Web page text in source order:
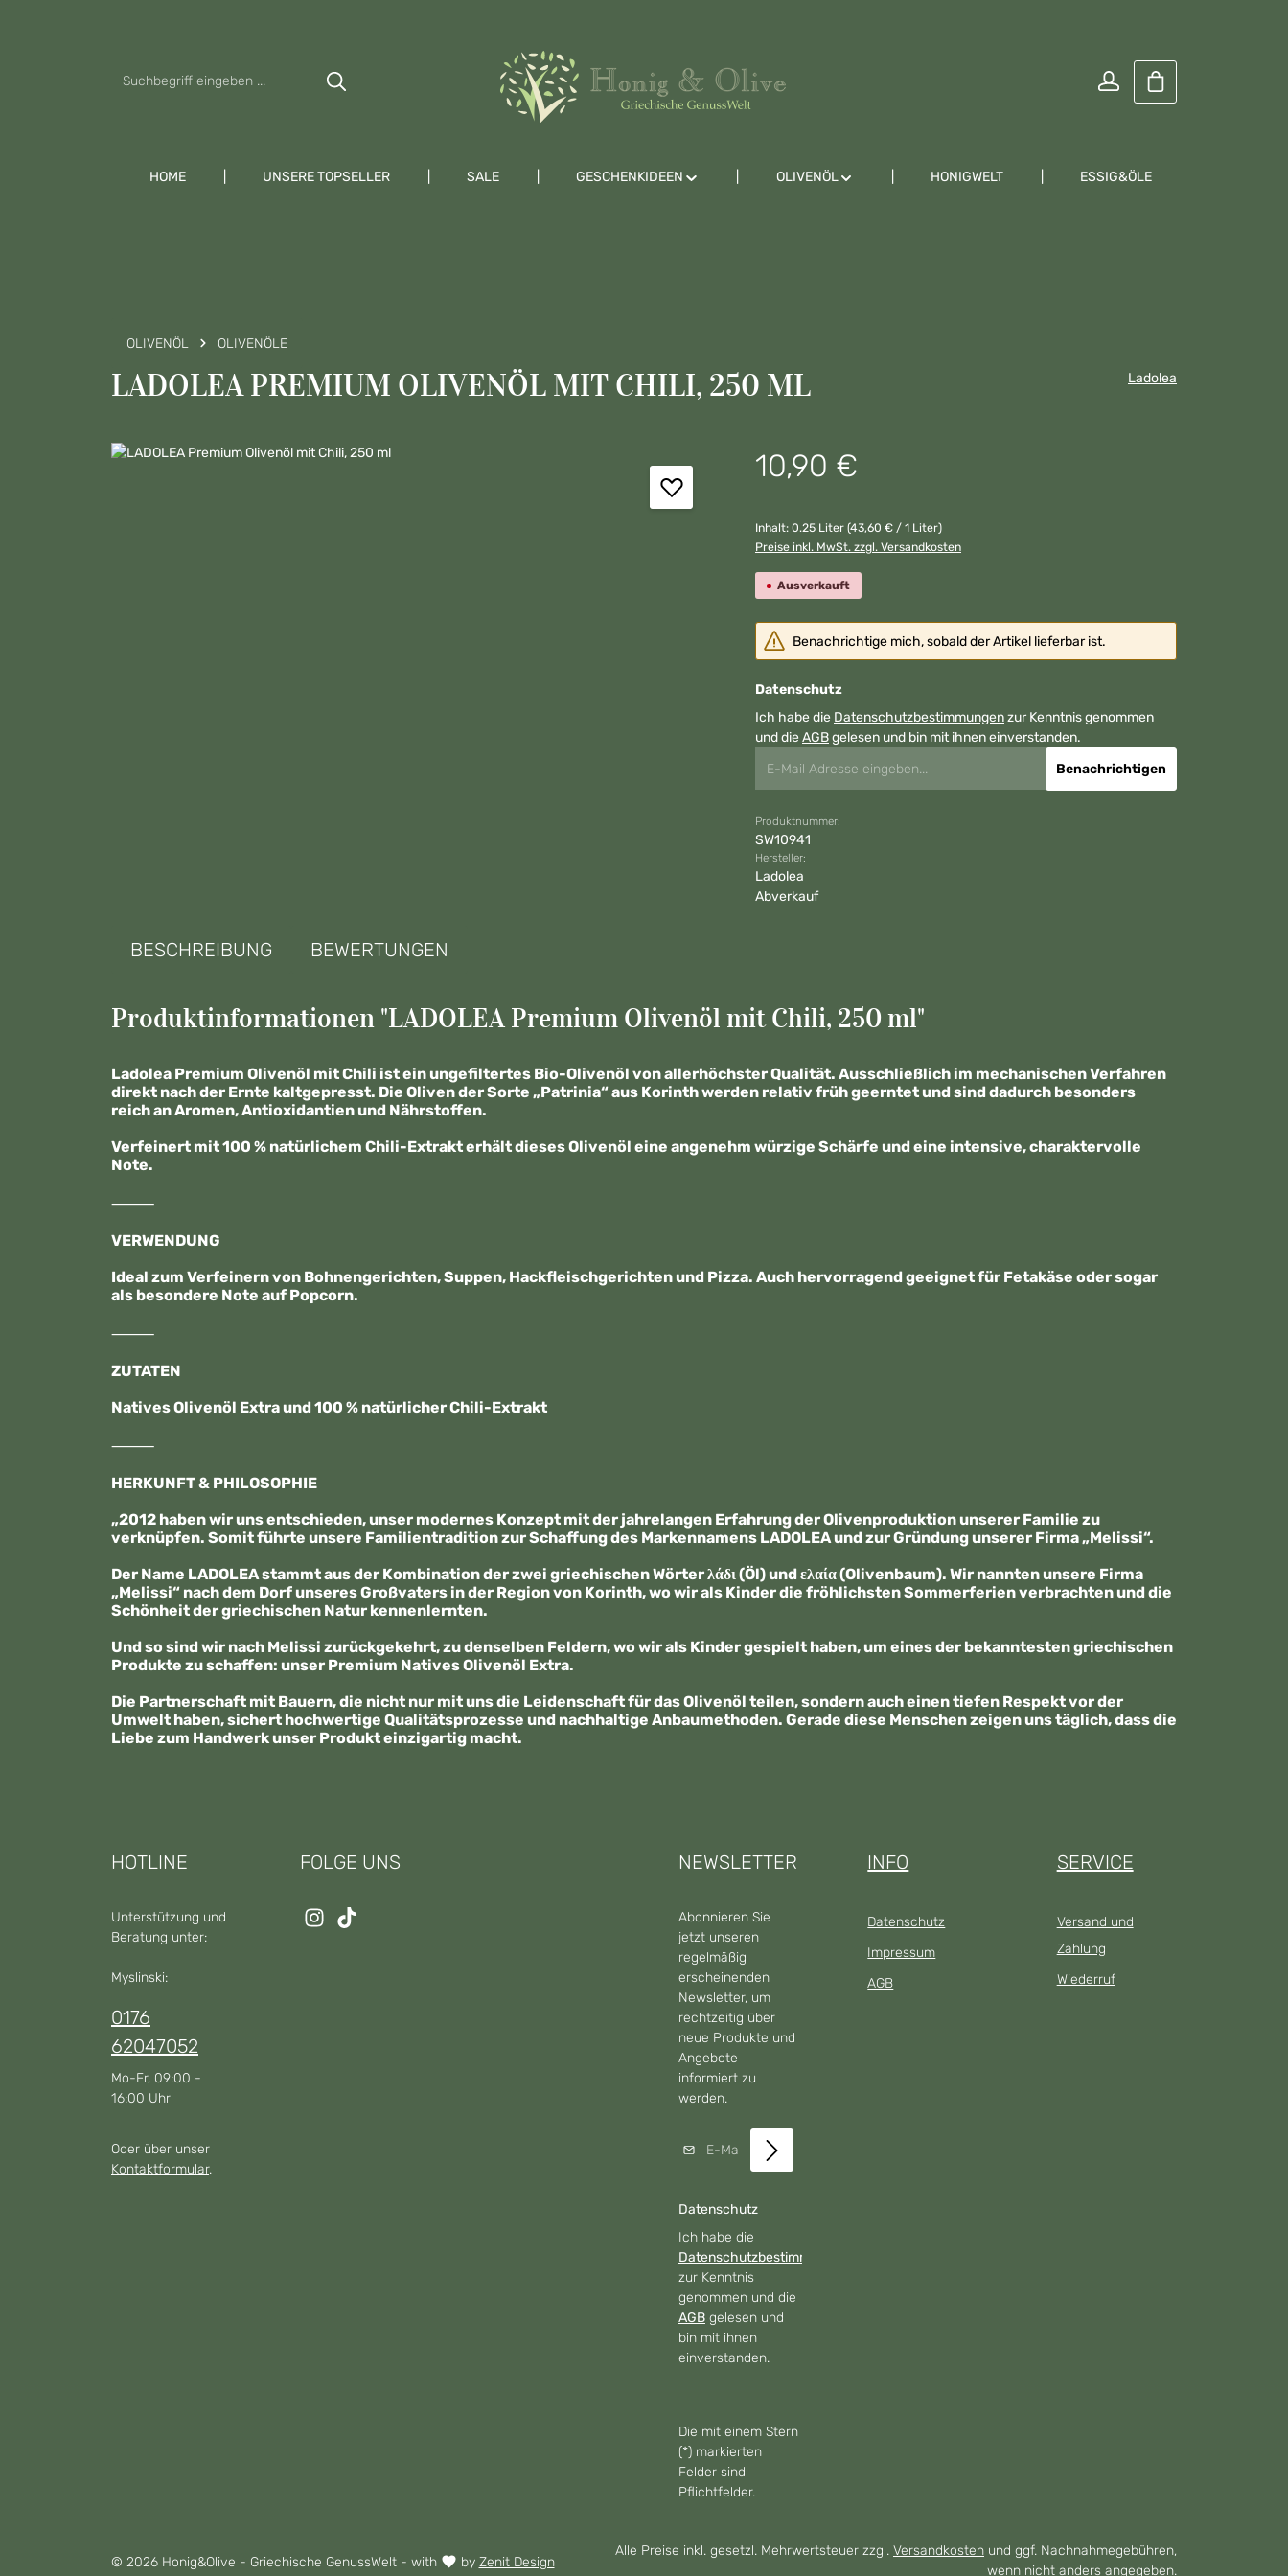
Warenkorb
HOME UNSERE TOPSELLER SALE GESCHENKIDEEN OLIVENÖL HONIGWELT ESSIG&ÖLE
OLIVENÖL OLIVENÖLE
LADOLEA PREMIUM OLIVENÖL MIT CHILI, 250 ML Ladolea
Bildergalerie überspringen Regulärer Preis:
10,90 €
Inhalt: 0.25 Liter (43,60 € / 1 Liter)
Preise inkl. MwSt. zzgl. Versandkosten
Ausverkauft
Benachrichtige mich, sobald der Artikel lieferbar ist.
Datenschutz
Ich habe die Datenschutzbestimmungenzur Kenntnis genommen
und dieAGBgelesen und bin mit ihnen einverstanden.
Benachrichtigen
Produktnummer:
SW10941
Hersteller:
Ladolea
Abverkauf
BESCHREIBUNG BEWERTUNGEN
Produktinformationen "LADOLEA Premium Olivenöl mit Chili, 250 ml"
Ladolea Premium Olivenöl mit Chili ist ein ungefiltertes Bio-Olivenöl von allerhöchster Qualität. Ausschließlich im mechanischen Verfahren
direkt nach der Ernte kaltgepresst. Die Oliven der Sorte „Patrinia“ aus Korinth werden relativ früh geerntet und sind dadurch besonders
reich an Aromen, Antioxidantien und Nährstoffen.
Verfeinert mit 100 % natürlichem Chili-Extrakt erhält dieses Olivenöl eine angenehm würzige Schärfe und eine intensive, charaktervolle
Note.
⸻
VERWENDUNG
Ideal zum Verfeinern von Bohnengerichten, Suppen, Hackfleischgerichten und Pizza. Auch hervorragend geeignet für Fetakäse oder sogar
als besondere Note auf Popcorn.
⸻
ZUTATEN
Natives Olivenöl Extra und 100 % natürlicher Chili-Extrakt
⸻
HERKUNFT & PHILOSOPHIE
„2012 haben wir uns entschieden, unser modernes Konzept mit der jahrelangen Erfahrung der Olivenproduktion unserer Familie zu
verknüpfen. Somit führte unsere Familientradition zur Schaffung des Markennamens LADOLEA und zur Gründung unserer Firma „Melissi“.
Der Name LADOLEA stammt aus der Kombination der zwei griechischen Wörter λάδι (Öl) und ελαία (Olivenbaum). Wir nannten unsere Firma
„Melissi“ nach dem Dorf unseres Großvaters in der Region von Korinth, wo wir als Kinder die fröhlichsten Sommerferien verbrachten und die
Schönheit der griechischen Natur kennenlernten.
Und so sind wir nach Melissi zurückgekehrt, zu denselben Feldern, wo wir als Kinder gespielt haben, um eines der bekanntesten griechischen
Produkte zu schaffen: unser Premium Natives Olivenöl Extra.
Die Partnerschaft mit Bauern, die nicht nur mit uns die Leidenschaft für das Olivenöl teilen, sondern auch einen tiefen Respekt vor der
Umwelt haben, sichert hochwertige Qualitätsprozesse und nachhaltige Anbaumethoden. Gerade diese Menschen zeigen uns täglich, dass die
Liebe zum Handwerk unser Produkt einzigartig macht.
HOTLINE
Unterstützung und
Beratung unter:
Myslinski:
0176
62047052
Mo-Fr, 09:00 -
16:00 Uhr
Oder über unser
Kontaktformular.
FOLGE UNS NEWSLETTER
Abonnieren Sie
jetzt unseren
regelmäßig
erscheinenden
Newsletter, um
rechtzeitig über
neue Produkte und
Angebote
informiert zu
werden.
E-Mail-Adresse*
Datenschutz
Ich habe die
Datenschutzbestimmungen
zur Kenntnis
genommen und die
AGBgelesen und
bin mit ihnen
einverstanden.
Die mit einem Stern
(*) markierten
Felder sind
Pflichtfelder.
INFO
Datenschutz
Impressum
AGB
SERVICE
Versand und
Zahlung
Wiederruf
© 2026 Honig&Olive - Griechische GenussWelt - with by Zenit Design
Alle Preise inkl. gesetzl. Mehrwertsteuer zzgl. Versandkosten und ggf. Nachnahmegebühren,
wenn nicht anders angegeben.